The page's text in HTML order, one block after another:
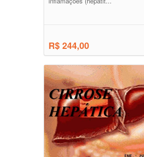
R$ 244,00